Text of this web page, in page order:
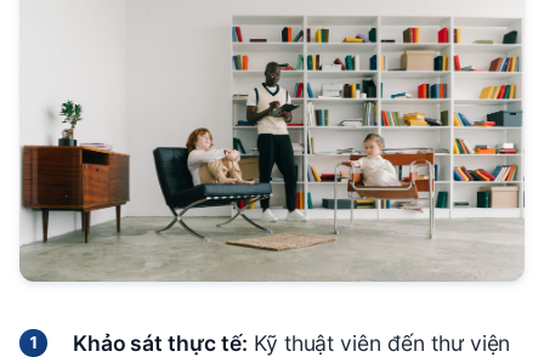
Khảo sát thực tế: Kỹ thuật viên đến thư viện